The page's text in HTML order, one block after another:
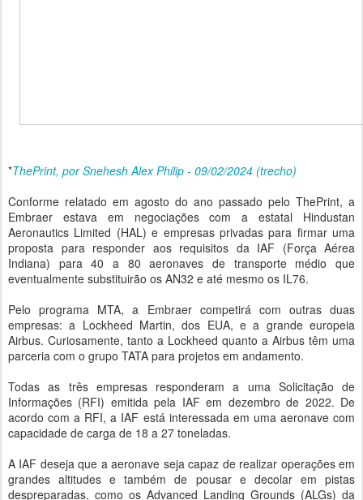
*ThePrint, por Snehesh Alex Philip - 09/02/2024 (trecho)
Conforme relatado em agosto do ano passado pelo ThePrint, a
Embraer estava em negociações com a estatal Hindustan
Aeronautics Limited (HAL) e empresas privadas para firmar uma
proposta para responder aos requisitos da IAF (Força Aérea
Indiana) para 40 a 80 aeronaves de transporte médio que
eventualmente substituirão os AN32 e até mesmo os IL76.
Pelo programa MTA, a Embraer competirá com outras duas
empresas: a Lockheed Martin, dos EUA, e a grande europeia
Airbus. Curiosamente, tanto a Lockheed quanto a Airbus têm uma
parceria com o grupo TATA para projetos em andamento.
Todas as três empresas responderam a uma Solicitação de
Informações (RFI) emitida pela IAF em dezembro de 2022. De
acordo com a RFI, a IAF está interessada em uma aeronave com
capacidade de carga de 18 a 27 toneladas.
A IAF deseja que a aeronave seja capaz de realizar operações em
grandes altitudes e também de pousar e decolar em pistas
despreparadas, como os Advanced Landing Grounds (ALGs) da